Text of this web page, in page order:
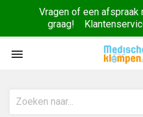
Vragen of een
graag!
